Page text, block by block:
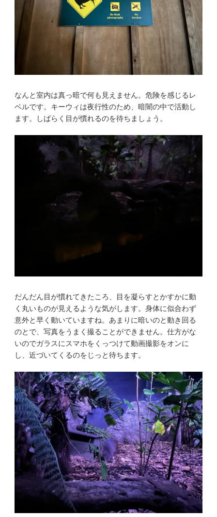
なんと室内は真っ暗で何も見えません。危険を感じるレ
ベルです。キーウィは夜行性のため、暗闇の中で活動し
ます。しばらく目が慣れるのを待ちましょう。
だんだん目が慣れてきたころ、目を凝らすとかすかに動
く丸いものが見えるような気がします。身体に似合わず
意外と早く動いていますね。あまりに暗いのと動き回る
のとで、写真をうまく撮ることができません。仕方がな
いのでガラスにスマホをくっつけて動画撮影をオンに
し、近づいてくるのをじっと待ちます。